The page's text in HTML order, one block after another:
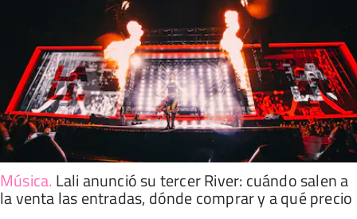
Música. Lali anunció su tercer River: cuándo salen a
la venta las entradas, dónde comprar y a qué precio